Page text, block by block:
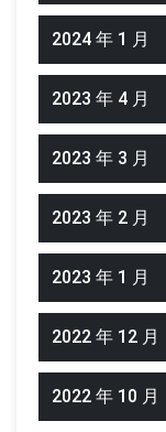
2024 年 1 月
2023 年 4 月
2023 年 3 月
2023 年 2 月
2023 年 1 月
2022 年 12 月
2022 年 10 月